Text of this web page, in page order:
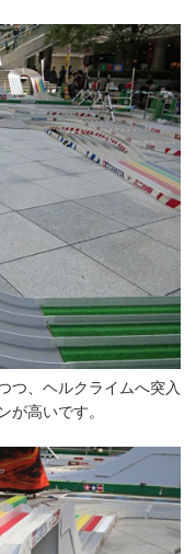
つ、ヘルクライムへ突入
高いです。